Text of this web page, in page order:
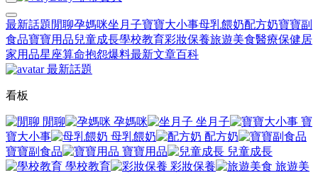
最新話題 閒聊孕媽咪坐月子寶寶大小事母乳餵奶配方奶寶寶副
食品寶寶用品兒童成長學校教育彩妝保養旅遊美食醫療保健居
家用品星座算命抱怨爆料最新文章百科
最新話題
看板
閒聊 孕媽咪 坐月子
寶
寶大小事
母乳餵奶
配方奶
寶寶副食品
寶寶用品
兒童成長
學校教育
彩妝保養
旅遊美